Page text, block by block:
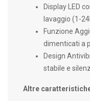
Display LED
lavaggio (1-
Funzione
dimenticati a
Design
stabile e
Altre